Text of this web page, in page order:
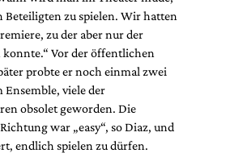
Beteiligten zu spielen. Wir hatten
zu der aber nur der
Vor der öffentlichen
probte er noch einmal zwei
viele der
obsolet geworden. Die
war „easy“, so Diaz, und
endlich spielen zu dürfen.